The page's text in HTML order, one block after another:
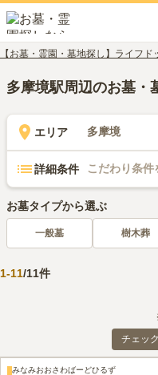
【お墓・霊園・墓地探し】ライフド
多摩境駅周辺のお墓・
エリア 多摩境
詳細条件 こだわり条件
お墓タイプから選ぶ
一般墓 樹木葬
1-11/11件
チェッ
みなみおおさわばーどひるず